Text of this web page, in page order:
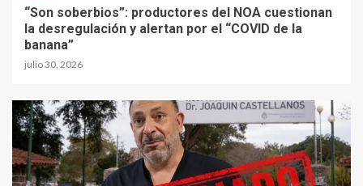
“Son soberbios”: productores del NOA cuestionan
la desregulación y alertan por el “COVID de la
banana”
julio 30, 2026